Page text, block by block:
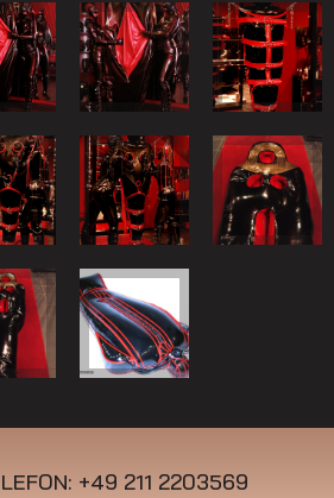
+49 211 2203569